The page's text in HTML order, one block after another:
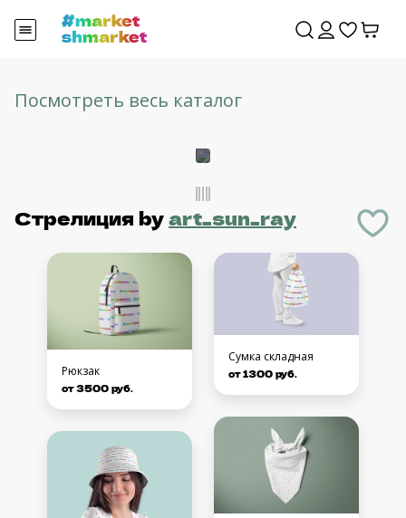
Посмотреть весь каталог
Стрелиция byart_sun_ray
Рюкзак
от 3500 руб.
Сумка складная
от 1300 руб.